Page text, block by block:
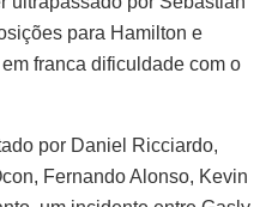
para Hamilton e
franca dificuldade com o
por Daniel Ricciardo,
Fernando Alonso, Kevin